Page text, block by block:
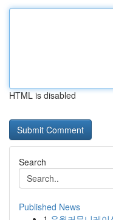
HTML is disabled
Search
Published News